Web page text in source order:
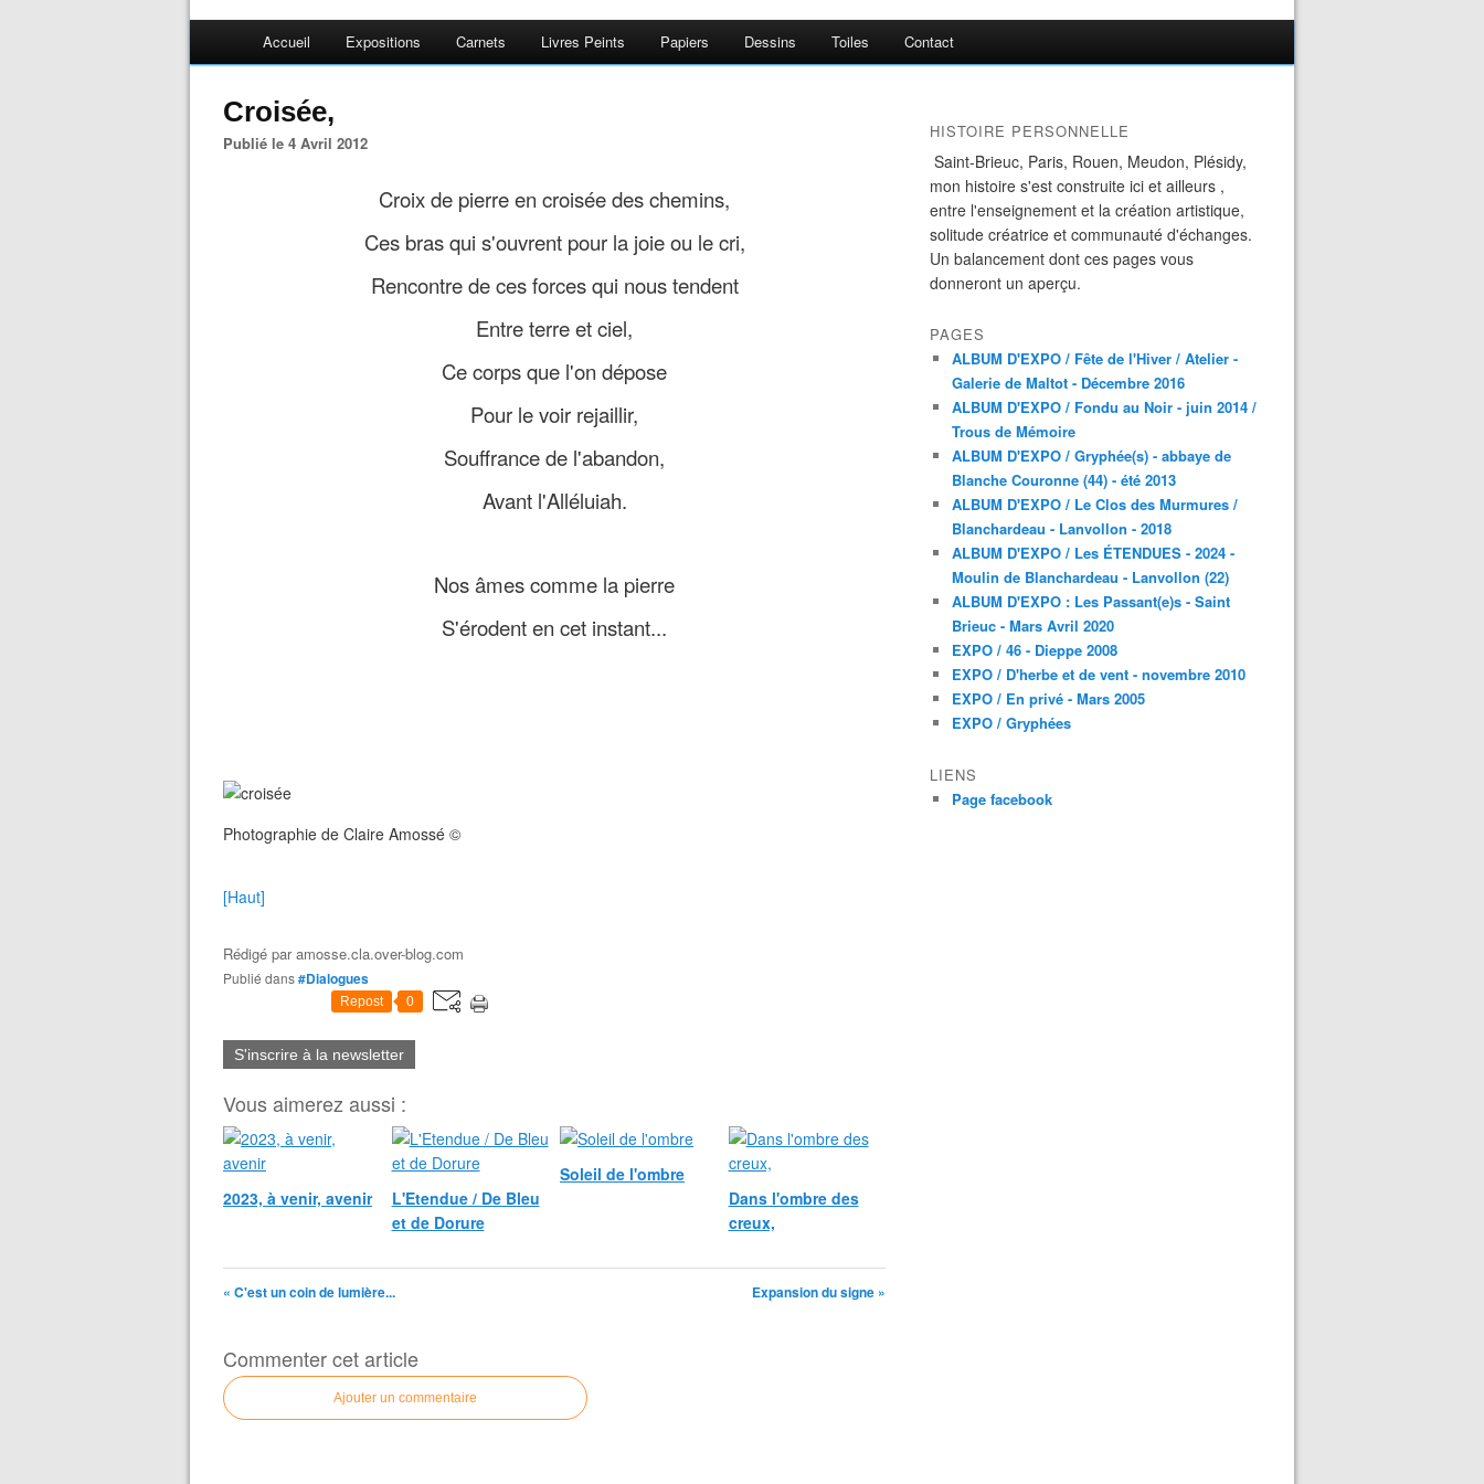
Accueil Expositions Carnets Livres Peints Papiers Dessins Toiles Contact
Croisée,
Publié le 4 Avril 2012
Croix de pierre en croisée des chemins,
Ces bras qui s'ouvrent pour la joie ou le cri,
Rencontre de ces forces qui nous tendent
Entre terre et ciel,
Ce corps que l'on dépose
Pour le voir rejaillir,
Souffrance de l'abandon,
Avant l'Alléluiah.
Nos âmes comme la pierre
S'érodent en cet instant...
Photographie de Claire Amossé ©
[Haut]
Rédigé paramosse.cla.over-blog.com
Publié dans#Dialogues
Repost 0
S'inscrire à la newsletter
Vous aimerez aussi :
2023, à venir, avenir
L'Etendue / De Bleu
et de Dorure
Soleil de l'ombre
Dans l'ombre des
creux,
« C'est un coin de lumière... Expansion du signe »
Commenter cet article
Ajouter un commentaire
HISTOIRE PERSONNELLE
Saint-Brieuc, Paris, Rouen, Meudon, Plésidy,
mon histoire s'est construite ici et ailleurs ,
entre l'enseignement et la création artistique,
solitude créatrice et communauté d'échanges.
Un balancement dont ces pages vous
donneront un aperçu.
PAGES
ALBUM D'EXPO / Fête de l'Hiver / Atelier -
Galerie de Maltot - Décembre 2016
ALBUM D'EXPO / Fondu au Noir - juin 2014 /
Trous de Mémoire
ALBUM D'EXPO / Gryphée(s) - abbaye de
Blanche Couronne (44) - été 2013
ALBUM D'EXPO / Le Clos des Murmures /
Blanchardeau - Lanvollon - 2018
ALBUM D'EXPO / Les ÉTENDUES - 2024 -
Moulin de Blanchardeau - Lanvollon (22)
ALBUM D'EXPO : Les Passant(e)s - Saint
Brieuc - Mars Avril 2020
EXPO / 46 - Dieppe 2008
EXPO / D'herbe et de vent - novembre 2010
EXPO / En privé - Mars 2005
EXPO / Gryphées
LIENS
Page facebook